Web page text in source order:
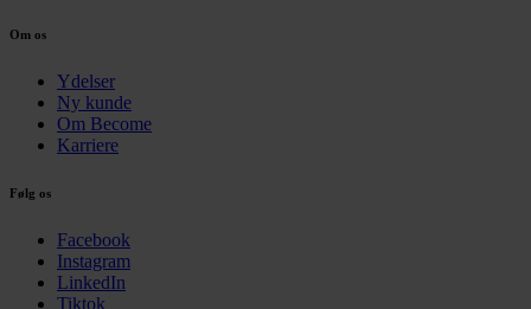
Om os
Ydelser
Ny kunde
Om Become
Karriere
Følg os
Facebook
Instagram
LinkedIn
Tiktok